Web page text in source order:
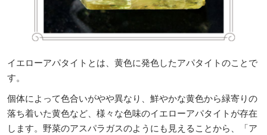
イエローアパタイトとは、黄色に発色したアパタイトのことで
す。
個体によって色合いがやや異なり、鮮やかな黄色から緑寄りの
落ち着いた黄色など、様々な色味のイエローアパタイトが存在
します。野菜のアスパラガスのようにも見えることから、「ア